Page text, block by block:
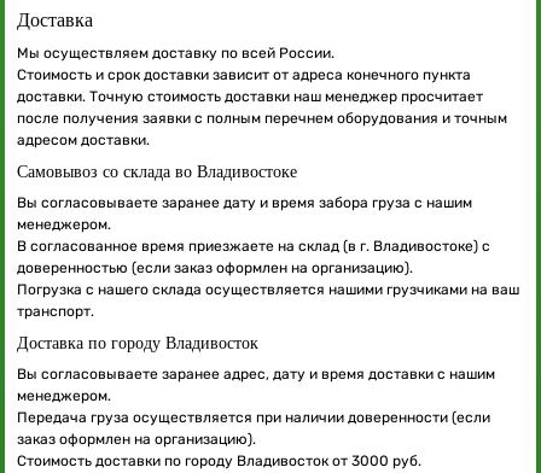
Доставка
Мы осуществляем доставку по всей России.
Стоимость и срок доставки зависит от адреса конечного пункта
доставки. Точную стоимость доставки наш менеджер просчитает
после получения заявки с полным перечнем оборудования и точным
адресом доставки.
Самовывоз со склада во Владивостоке
Вы согласовываете заранее дату и время забора груза с нашим
менеджером.
В согласованное время приезжаете на склад (в г. Владивостоке) с
доверенностью (если заказ оформлен на организацию).
Погрузка с нашего склада осуществляется нашими грузчиками на ваш
транспорт.
Доставка по городу Владивосток
Вы согласовываете заранее адрес, дату и время доставки с нашим
менеджером.
Передача груза осуществляется при наличии доверенности (если
заказ оформлен на организацию).
Стоимость доставки по городу Владивосток от 3000 руб.